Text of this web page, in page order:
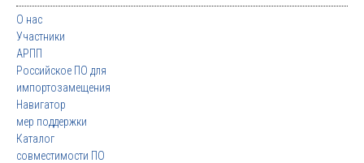
О нас
Участники
АРПП
Российское ПО для
импортозамещения
Навигатор
мер поддержки
Каталог
совместимости ПО